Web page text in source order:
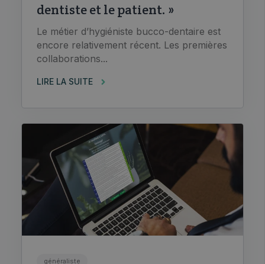
dentiste et le patient. »
Le métier d’hygiéniste bucco-dentaire est
encore relativement récent. Les premières
collaborations...
LIRE LA SUITE
généraliste